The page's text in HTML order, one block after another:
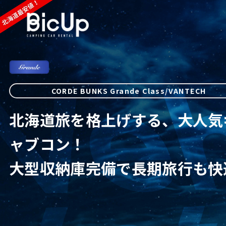
CORDE BUNKS Grande Class/VANTECH
北海道旅を格上げする、大人
ャブコン！
大型収納庫完備で長期旅行も